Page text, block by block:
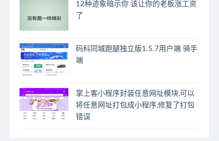
12种迹象暗示你 该让你的老板涨工资
了
码科同城跑腿独立版1.5.7用户端 骑手
端
掌上客小程序封装任意网址模块,可以
将任意网址打包成小程序,修复了打包
错误